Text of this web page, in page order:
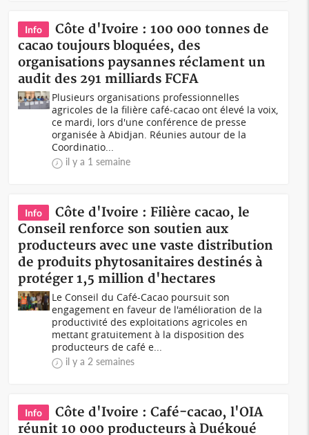
Info
Côte d'Ivoire : 100 000 tonnes de
cacao toujours bloquées, des
organisations paysannes réclament un
audit des 291 milliards FCFA
Plusieurs organisations professionnelles
agricoles de la filière café-cacao ont élevé la voix,
ce mardi, lors d'une conférence de presse
organisée à Abidjan. Réunies autour de la
Coordinatio...
il y a 1 semaine
Info
Côte d'Ivoire : Filière cacao, le
Conseil renforce son soutien aux
producteurs avec une vaste distribution
de produits phytosanitaires destinés à
protéger 1,5 million d'hectares
Le Conseil du Café-Cacao poursuit son
engagement en faveur de l'amélioration de la
productivité des exploitations agricoles en
mettant gratuitement à la disposition des
producteurs de café e...
il y a 2 semaines
Info
Côte d'Ivoire : Café-cacao, l'OIA
réunit 10 000 producteurs à Duékoué